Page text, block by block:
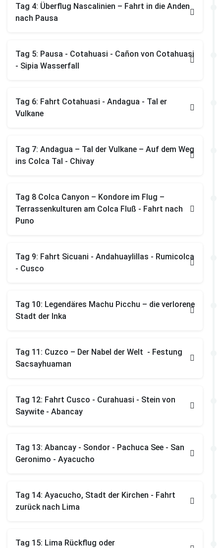
Tag 4: Überflug Nascalinien – Fahrt in die Anden
nach Pausa
Tag 5: Pausa - Cotahuasi - Cañon von Cotahuasi
- Sipia Wasserfall
Tag 6: Fahrt Cotahuasi - Andagua - Tal er
Vulkane
Tag 7: Andagua – Tal der Vulkane – Auf dem Weg
ins Colca Tal - Chivay
Tag 8 Colca Canyon – Kondore im Flug –
Terrassenkulturen am Colca Fluß - Fahrt nach
Puno
Tag 9: Fahrt Sicuani - Andahuaylillas - Rumicolca
- Cusco
Tag 10: Legendäres Machu Picchu – die verlorene
Stadt der Inka
Tag 11: Cuzco – Der Nabel der Welt - Festung
Sacsayhuaman
Tag 12: Fahrt Cusco - Curahuasi - Stein von
Saywite - Abancay
Tag 13: Abancay - Sondor - Pachuca See - San
Geronimo - Ayacucho
Tag 14: Ayacucho, Stadt der Kirchen - Fahrt
zurück nach Lima
Tag 15: Lima Rückflug oder